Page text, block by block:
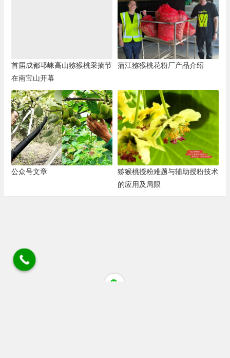
首届成都邛崃高山猕猴桃采摘节
在南宝山开幕
蒲江猕猴桃花粉厂产品介绍
公众号文章
猕猴桃授粉难题与辅助授粉技术
的应用及局限